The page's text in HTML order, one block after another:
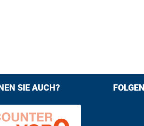
SIE AUCH?